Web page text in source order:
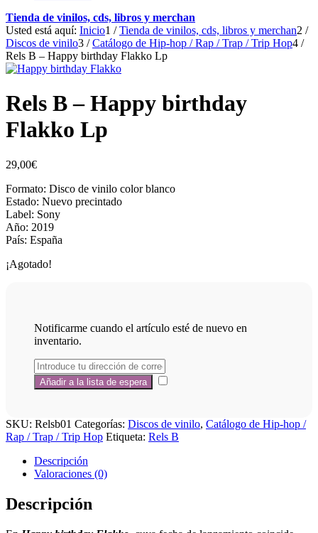
Tienda de vinilos, cds, libros y merchan
Usted está aquí: Inicio1 / Tienda de vinilos, cds, libros y merchan2 /
Discos de vinilo3 / Catálogo de Hip-hop / Rap / Trap / Trip Hop4 /
Rels B – Happy birthday Flakko Lp
Rels B – Happy birthday
Flakko Lp
29,00€
Formato: Disco de vinilo color blanco
Estado: Nuevo precintado
Label: Sony
Año: 2019
País: España
¡Agotado!
Notificarme cuando el artículo esté de nuevo en
inventario.
SKU: Relsb01 Categorías: Discos de vinilo, Catálogo de Hip-hop /
Rap / Trap / Trip Hop Etiqueta: Rels B
Descripción
Valoraciones (0)
Descripción